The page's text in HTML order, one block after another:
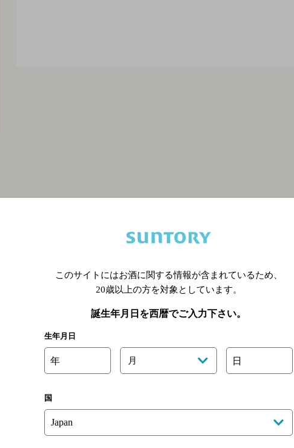
関連ページ
埼玉県のバー検索
このサイトにはお酒に関する情報が含まれているため、
20歳以上の方を対象としています。
誕生年月日を西暦でご入力下さい。
生年月日
年 月 日
国